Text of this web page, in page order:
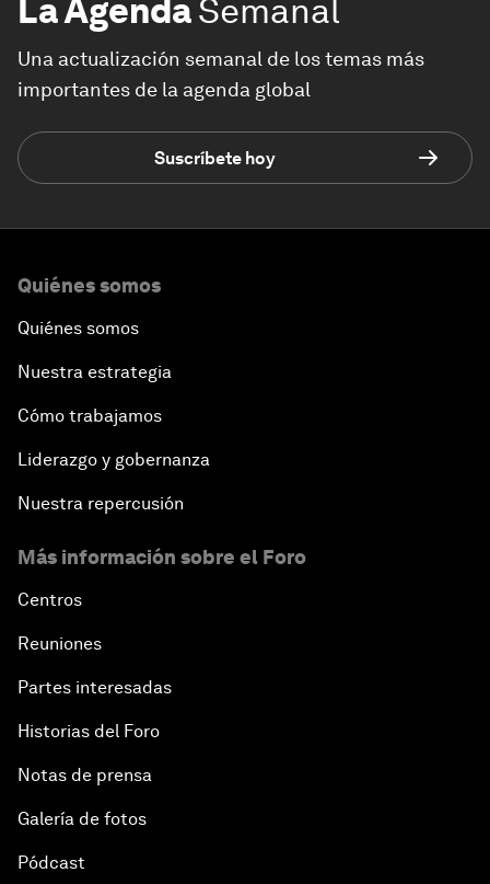
La AgendaSemanal
Una actualización semanal de los temas más
importantes de la agenda global
Suscríbete hoy
Quiénes somos
Quiénes somos
Nuestra estrategia
Cómo trabajamos
Liderazgo y gobernanza
Nuestra repercusión
Más información sobre el Foro
Centros
Reuniones
Partes interesadas
Historias del Foro
Notas de prensa
Galería de fotos
Pódcast